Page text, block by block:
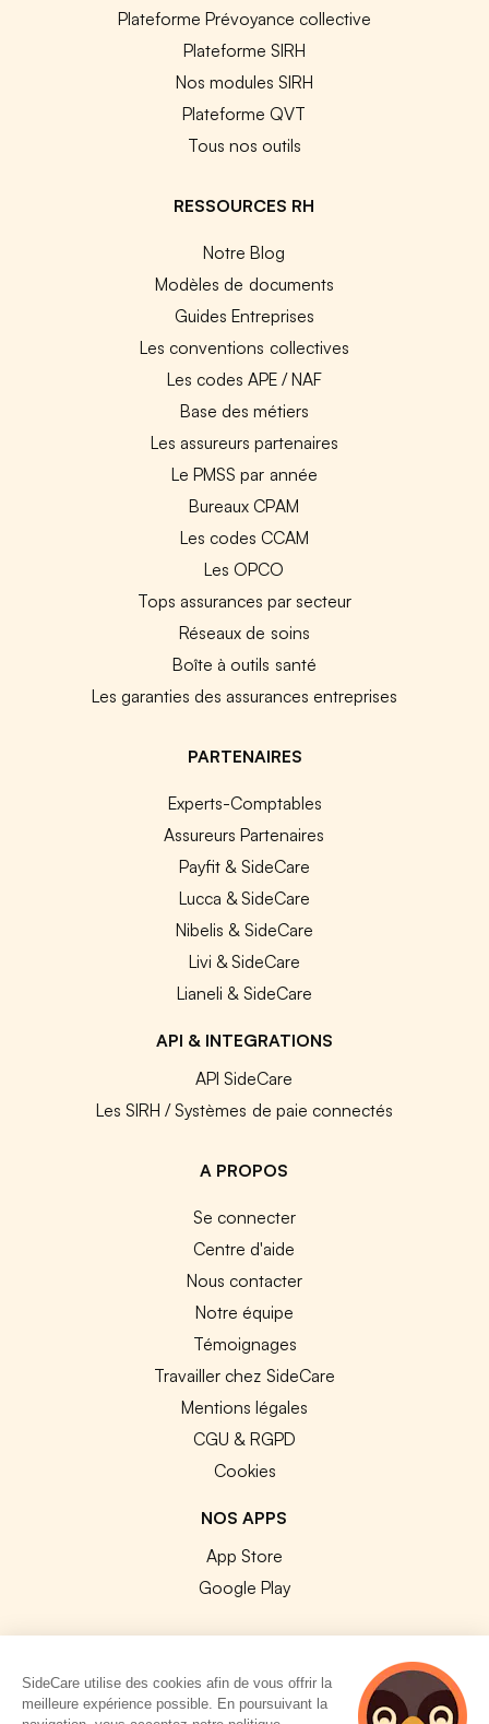
Plateforme Prévoyance collective
Plateforme SIRH
Nos modules SIRH
Plateforme QVT
Tous nos outils
RESSOURCES RH
Notre Blog
Modèles de documents
Guides Entreprises
Les conventions collectives
Les codes APE / NAF
Base des métiers
Les assureurs partenaires
Le PMSS par année
Bureaux CPAM
Les codes CCAM
Les OPCO
Tops assurances par secteur
Réseaux de soins
Boîte à outils santé
Les garanties des assurances entreprises
PARTENAIRES
Experts-Comptables
Assureurs Partenaires
Payfit & SideCare
Lucca & SideCare
Nibelis & SideCare
Livi & SideCare
Lianeli & SideCare
API & INTEGRATIONS
API SideCare
Les SIRH / Systèmes de paie connectés
A PROPOS
Se connecter
Centre d'aide
Nous contacter
Notre équipe
Témoignages
Travailler chez SideCare
Mentions légales
CGU & RGPD
Cookies
NOS APPS
App Store
Google Play
SideCare utilise des cookies afin de vous offrir la
meilleure expérience possible. En poursuivant la